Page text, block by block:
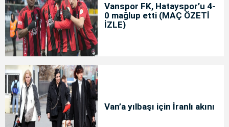
Vanspor FK, Hatayspor’u 4-
0 mağlup etti (MAÇ ÖZETİ
İZLE)
Van’a yılbaşı için İranlı akını